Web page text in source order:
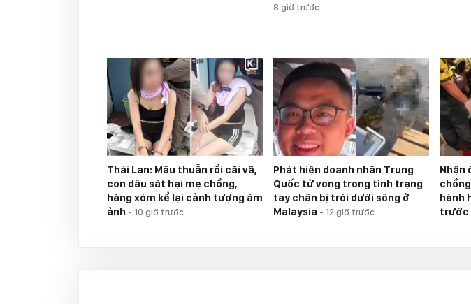
8 giờ trước
Thái Lan: Mâu thuẫn rồi cãi vã,
con dâu sát hại mẹ chồng,
hàng xóm kể lại cảnh tượng ám
ảnh - 10 giờ trước
Phát hiện doanh nhân Trung
Quốc tử vong trong tình trạng
tay chân bị trói dưới sông ở
Malaysia - 12 giờ trước
Nhận
hành
trước